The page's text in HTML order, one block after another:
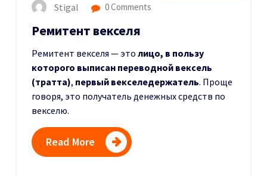
Stigal 0 Comments
Ремитент векселя
Ремитент векселя — это лицо, в пользу
которого выписан переводной вексель
(тратта), первый векселедержатель. Проще
говоря, это получатель денежных средств по
векселю.
Read More